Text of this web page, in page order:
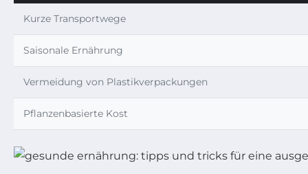
Kurze Transportwege
Saisonale Ernährung
Vermeidung von Plastikverpackungen
Pflanzenbasierte Kost